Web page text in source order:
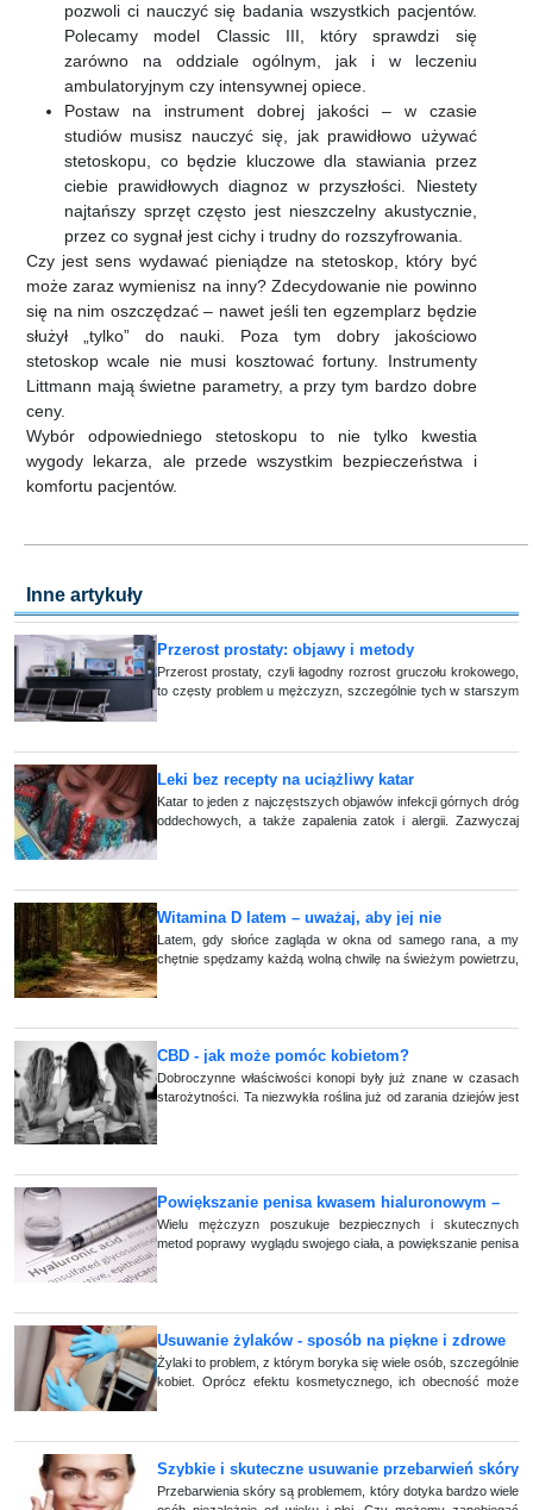
pozwoli ci nauczyć się badania wszystkich pacjentów.
Polecamy model Classic III, który sprawdzi się
zarówno na oddziale ogólnym, jak i w leczeniu
ambulatoryjnym czy intensywnej opiece.
Postaw na instrument dobrej jakości – w czasie
studiów musisz nauczyć się, jak prawidłowo używać
stetoskopu, co będzie kluczowe dla stawiania przez
ciebie prawidłowych diagnoz w przyszłości. Niestety
najtańszy sprzęt często jest nieszczelny akustycznie,
przez co sygnał jest cichy i trudny do rozszyfrowania.
Czy jest sens wydawać pieniądze na stetoskop, który być
może zaraz wymienisz na inny? Zdecydowanie nie powinno
się na nim oszczędzać – nawet jeśli ten egzemplarz będzie
służył „tylko” do nauki. Poza tym dobry jakościowo
stetoskop wcale nie musi kosztować fortuny. Instrumenty
Littmann mają świetne parametry, a przy tym bardzo dobre
ceny.
Wybór odpowiedniego stetoskopu to nie tylko kwestia
wygody lekarza, ale przede wszystkim bezpieczeństwa i
komfortu pacjentów.
Inne artykuły
Przerost prostaty: objawy i metody
diagnostyczne
Przerost prostaty, czyli łagodny rozrost gruczołu krokowego,
to częsty problem u mężczyzn, szczególnie tych w starszym
Leki bez recepty na uciążliwy katar
Katar to jeden z najczęstszych objawów infekcji górnych dróg
oddechowych, a także zapalenia zatok i alergii. Zazwyczaj
Witamina D latem – uważaj, aby jej nie
przedawkować
Latem, gdy słońce zagląda w okna od samego rana, a my
chętnie spędzamy każdą wolną chwilę na świeżym powietrzu,
CBD - jak może pomóc kobietom?
Dobroczynne właściwości konopi były już znane w czasach
starożytności. Ta niezwykła roślina już od zarania dziejów jest
Powiększanie penisa kwasem hialuronowym –
jakich efektów można oczekiwać?
Wielu mężczyzn poszukuje bezpiecznych i skutecznych
metod poprawy wyglądu swojego ciała, a powiększanie penisa
Usuwanie żylaków - sposób na piękne i zdrowe
nogi
Żylaki to problem, z którym boryka się wiele osób, szczególnie
kobiet. Oprócz efektu kosmetycznego, ich obecność może
Szybkie i skuteczne usuwanie przebarwień skóry
Przebarwienia skóry są problemem, który dotyka bardzo wiele